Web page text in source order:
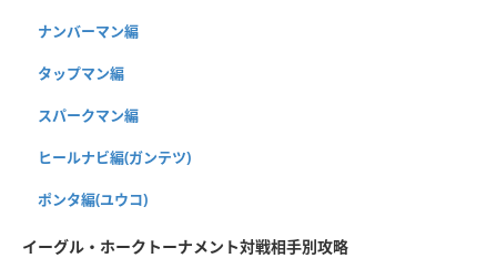
ナンバーマン編
タップマン編
スパークマン編
ヒールナビ編(ガンテツ)
ポンタ編(ユウコ)
イーグル・ホークトーナメント対戦相手別攻略